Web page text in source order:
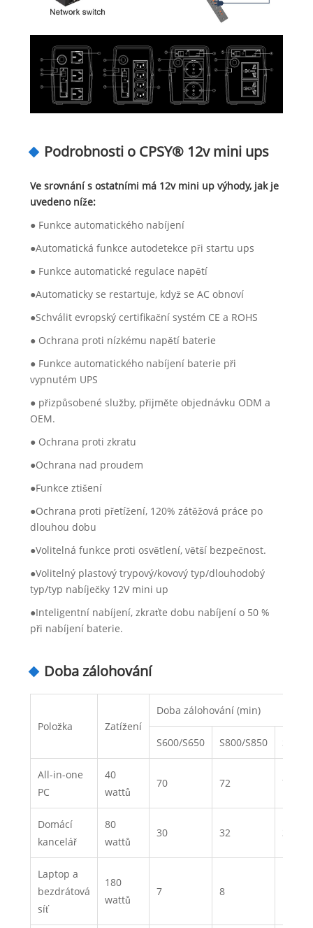
Podrobnosti o CPSY® 12v mini ups
Ve srovnání s ostatními má 12v mini up výhody, jak je
uvedeno níže:
● Funkce automatického nabíjení
●Automatická funkce autodetekce při startu ups
● Funkce automatické regulace napětí
●Automaticky se restartuje, když se AC obnoví
●Schválit evropský certifikační systém CE a ROHS
● Ochrana proti nízkému napětí baterie
● Funkce automatického nabíjení baterie při
vypnutém UPS
● přizpůsobené služby, přijměte objednávku ODM a
OEM.
● Ochrana proti zkratu
●Ochrana nad proudem
●Funkce ztišení
●Ochrana proti přetížení, 120% zátěžová práce po
dlouhou dobu
●Volitelná funkce proti osvětlení, větší bezpečnost.
●Volitelný plastový trypový/kovový typ/dlouhodobý
typ/typ nabíječky 12V mini up
●Inteligentní nabíjení, zkraťte dobu nabíjení o 50 %
při nabíjení baterie.
Doba zálohování
Položka Zatížení
Doba zálohování (min)
S600/S650 S800/S850 S1000
All-in-one
PC
40
wattů
70 72 75
Domácí
kancelář
80
wattů
30 32 34
Laptop a
bezdrátová
síť
180
wattů
7 8